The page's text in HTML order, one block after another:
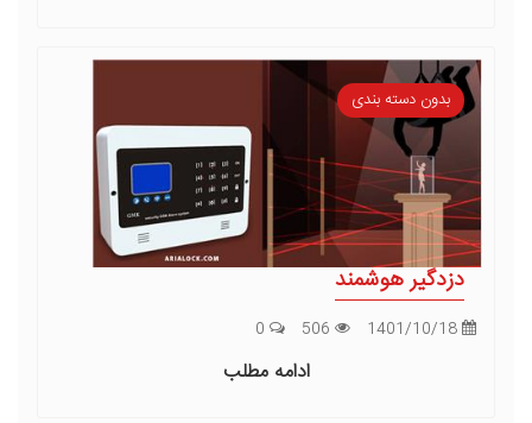
بدون دسته بندی
دزدگیر هوشمند
ادامه مطلب